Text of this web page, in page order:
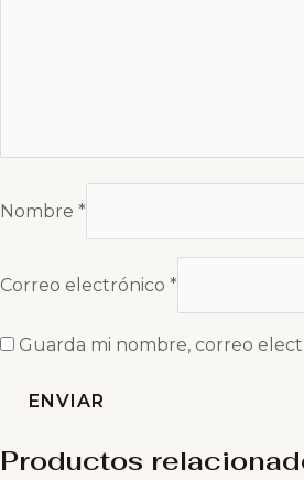
Nombre *
Correo electrónico *
Guarda mi nombre, correo
Productos